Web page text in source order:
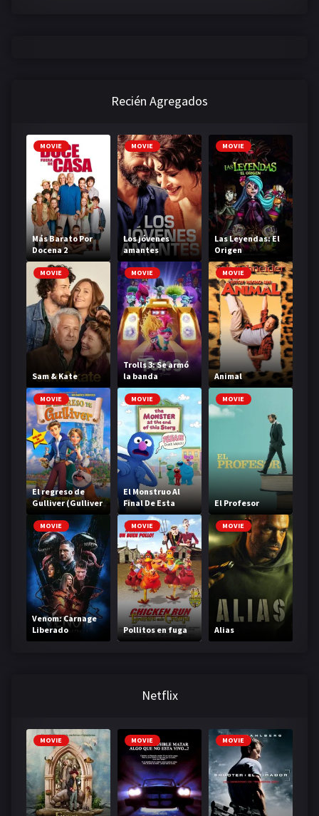
Recién Agregados
MOVIE
Más Barato Por
Docena 2
MOVIE
Los jóvenes
amantes
MOVIE
Las Leyendas: El
Origen
MOVIE
Sam & Kate
MOVIE
Trolls 3: Se armó
la banda
MOVIE
Animal
MOVIE
‎El regreso de
Gulliver (Gulliver
Returns)
MOVIE
El Monstruo Al
Final De Esta
Historia
MOVIE
El Profesor
MOVIE
Venom: Carnage
Liberado
MOVIE
Pollitos en fuga
MOVIE
Alias
Netflix
MOVIE MOVIE MOVIE